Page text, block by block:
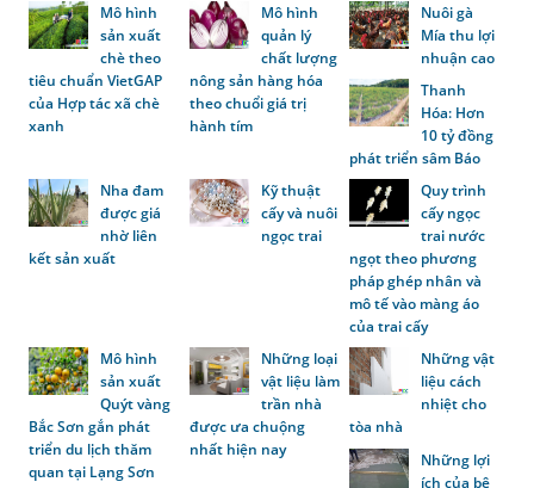
Mô hình
sản xuất
chè theo
tiêu chuẩn VietGAP
của Hợp tác xã chè
xanh
Mô hình
quản lý
chất lượng
nông sản hàng hóa
theo chuổi giá trị
hành tím
Nuôi gà
Mía thu lợi
nhuận cao
Thanh
Hóa: Hơn
10 tỷ đồng
phát triển sâm Báo
Nha đam
được giá
nhờ liên
kết sản xuất
Kỹ thuật
cấy và nuôi
ngọc trai
Quy trình
cấy ngọc
trai nước
ngọt theo phương
pháp ghép nhân và
mô tế vào màng áo
của trai cấy
Mô hình
sản xuất
Quýt vàng
Bắc Sơn gắn phát
triển du lịch thăm
quan tại Lạng Sơn
Những loại
vật liệu làm
trần nhà
được ưa chuộng
nhất hiện nay
Những vật
liệu cách
nhiệt cho
tòa nhà
Những lợi
ích của bê